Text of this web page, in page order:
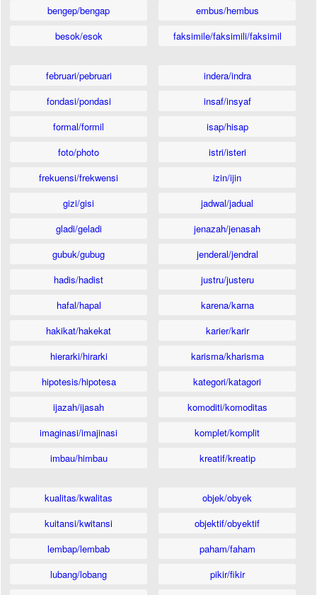
bengep/bengap
besok/esok
embus/hembus
faksimile/faksimili/faksimil
februari/pebruari
fondasi/pondasi
formal/formil
foto/photo
frekuensi/frekwensi
gizi/gisi
gladi/geladi
gubuk/gubug
hadis/hadist
hafal/hapal
hakikat/hakekat
hierarki/hirarki
hipotesis/hipotesa
ijazah/ijasah
imaginasi/imajinasi
imbau/himbau
indera/indra
insaf/insyaf
isap/hisap
istri/isteri
izin/ijin
jadwal/jadual
jenazah/jenasah
jenderal/jendral
justru/justeru
karena/karna
karier/karir
karisma/kharisma
kategori/katagori
komoditi/komoditas
komplet/komplit
kreatif/kreatip
kualitas/kwalitas
kuitansi/kwitansi
lembap/lembab
lubang/lobang
objek/obyek
objektif/obyektif
paham/faham
pikir/fikir